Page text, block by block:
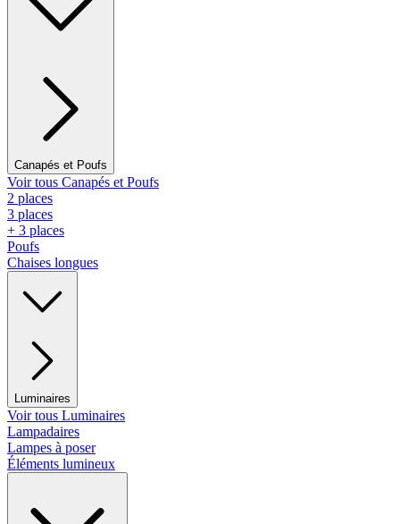
Canapés et Poufs
Voir tous Canapés et Poufs
2 places
3 places
+ 3 places
Poufs
Chaises longues
Luminaires
Voir tous Luminaires
Lampadaires
Lampes à poser
Éléments lumineux